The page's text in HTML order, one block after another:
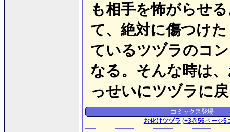
も相手を怖がらせ
て、絶対に傷つけ
ているツヅラのコ
なる。そんな時は
っせいにツヅラに
コミックス登場
お化けツヅラ (+3巻56ページ5